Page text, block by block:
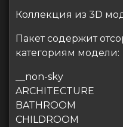
Коллекция из 3D
Пакет содержит
категориям модели:
__non-sky
ARCHITECTURE
BATHROOM
CHILDROOM